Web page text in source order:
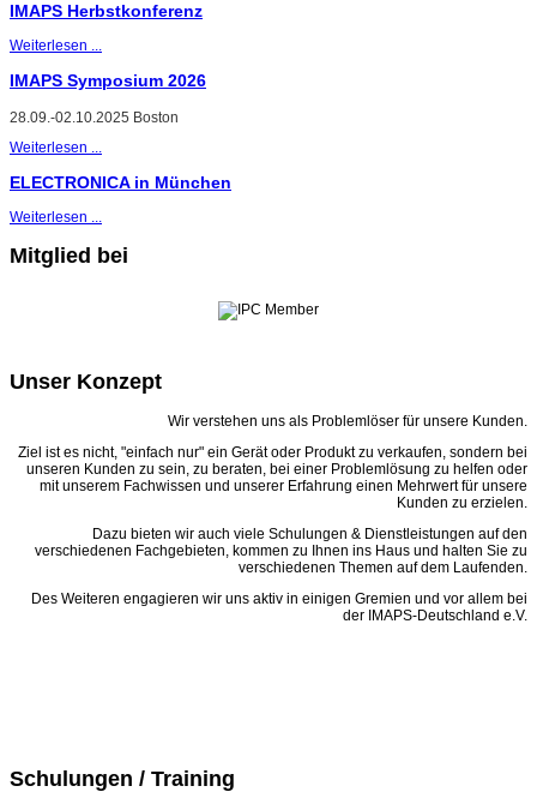
IMAPS Herbstkonferenz
Weiterlesen ...
IMAPS Symposium 2026
28.09.-02.10.2025 Boston
Weiterlesen ...
ELECTRONICA in München
Weiterlesen ...
Mitglied bei
Unser Konzept
Wir verstehen uns als Problemlöser für unsere Kunden.
Ziel ist es nicht, "einfach nur" ein Gerät oder Produkt zu verkaufen, sondern bei
unseren Kunden zu sein, zu beraten, bei einer Problemlösung zu helfen oder
mit unserem Fachwissen und unserer Erfahrung einen Mehrwert für unsere
Kunden zu erzielen.
Dazu bieten wir auch viele Schulungen & Dienstleistungen auf den
verschiedenen Fachgebieten, kommen zu Ihnen ins Haus und halten Sie zu
verschiedenen Themen auf dem Laufenden.
Des Weiteren engagieren wir uns aktiv in einigen Gremien und vor allem bei
der IMAPS-Deutschland e.V.
Schulungen / Training